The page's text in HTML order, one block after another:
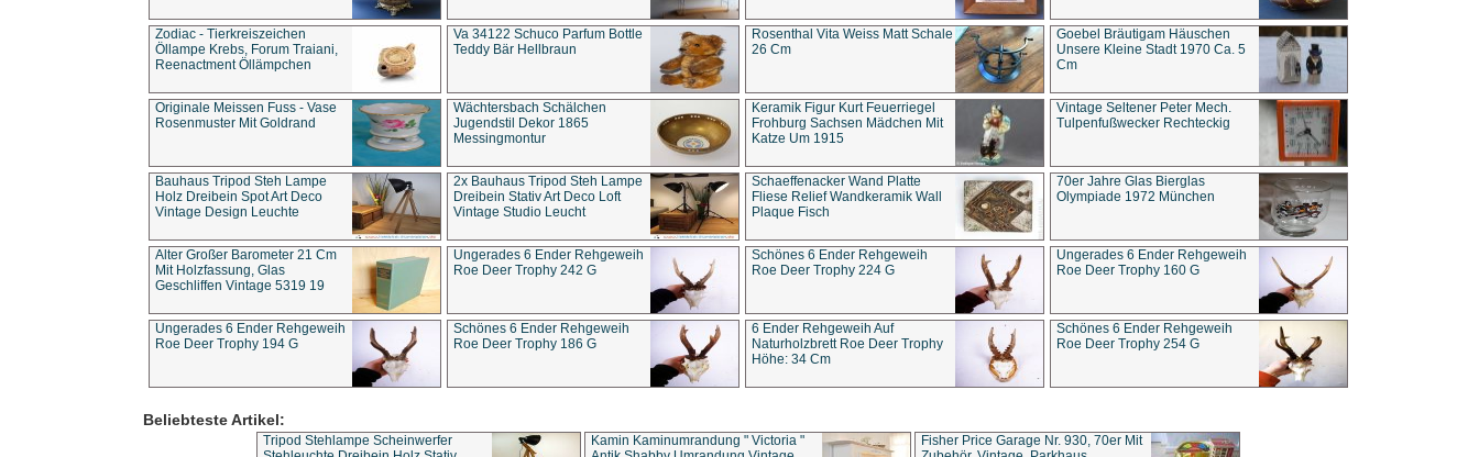
Zodiac - Tierkreiszeichen
Öllampe Krebs, Forum Traiani,
Reenactment Öllämpchen
Va 34122 Schuco Parfum Bottle
Teddy Bär Hellbraun
Rosenthal Vita Weiss Matt Schale
26 Cm
Goebel Bräutigam Häuschen
Unsere Kleine Stadt 1970 Ca. 5
Cm
Originale Meissen Fuss - Vase
Rosenmuster Mit Goldrand
Wächtersbach Schälchen
Jugendstil Dekor 1865
Messingmontur
Keramik Figur Kurt Feuerriegel
Frohburg Sachsen Mädchen Mit
Katze Um 1915
Vintage Seltener Peter Mech.
Tulpenfußwecker Rechteckig
Bauhaus Tripod Steh Lampe
Holz Dreibein Spot Art Deco
Vintage Design Leuchte
2x Bauhaus Tripod Steh Lampe
Dreibein Stativ Art Deco Loft
Vintage Studio Leucht
Schaeffenacker Wand Platte
Fliese Relief Wandkeramik Wall
Plaque Fisch
70er Jahre Glas Bierglas
Olympiade 1972 München
Alter Großer Barometer 21 Cm
Mit Holzfassung, Glas
Geschliffen Vintage 5319 19
Ungerades 6 Ender Rehgeweih
Roe Deer Trophy 242 G
Schönes 6 Ender Rehgeweih
Roe Deer Trophy 224 G
Ungerades 6 Ender Rehgeweih
Roe Deer Trophy 160 G
Ungerades 6 Ender Rehgeweih
Roe Deer Trophy 194 G
Schönes 6 Ender Rehgeweih
Roe Deer Trophy 186 G
6 Ender Rehgeweih Auf
Naturholzbrett Roe Deer Trophy
Höhe: 34 Cm
Schönes 6 Ender Rehgeweih
Roe Deer Trophy 254 G
Beliebteste Artikel:
Tripod Stehlampe Scheinwerfer
Kamin Kaminumrandung " Victoria "
Fisher Price Garage Nr. 930, 70er Mit